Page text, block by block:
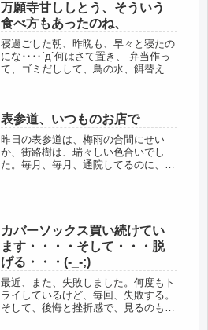
間は少なく、6人待ちでした(*^^)vしっ
かし、若い子は、元気だよね(...
万願寺甘ししとう、そういう
食べ方もあったのね、
寝過ごした朝、昨晩も、早々と寝たの
にな‥‥´д`何はさて置き、 弁当作っ
て、ゴミだしして、鳥の水、餌替え
一昨日、万願寺ししとうを買った。
最...
表参道、いつものお店で
昨日の表参道は、梅雨の合間にせい
か、街路樹は、瑞々しい色合いでし
た。毎月、毎月、通院してるのに、表
即...
カバーソックス買い続けてい
ます・・・・そして・・・脱
げる・・・(-_-;)
最近、また、失敗しました。何度もト
ライしているけど、毎回、失敗する。
そして、後悔と挫折感で、見るのもイ